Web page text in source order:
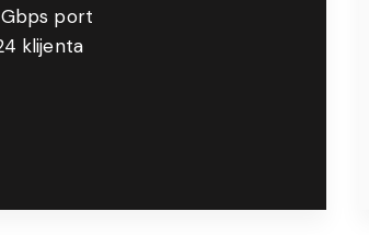
Gbps port
klijenta